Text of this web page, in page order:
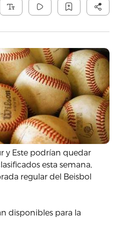
y Este podrían quedar
esta semana,
regular del Beisbol
disponibles para la